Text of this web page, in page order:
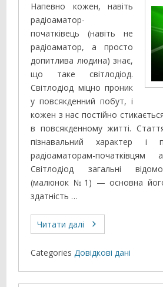
Напевно кожен, навіть
радіоаматор-
початківець (навіть не
радіоаматор, а просто
допитлива людина) знає,
що таке світлодіод.
Світлодіод міцно проник
у повсякденний побут, і
кожен з нас постійно
в повсякденному житті.
пізнавальний характер і
радіоаматорам-
Світлодіод загальні
(малюнок №1) — основна його
здатність …
Читати далі
Categories Довідкові дані